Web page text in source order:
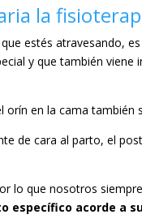
la
estés atravesando,
y que también
en la cama también
de cara al parto, el
lo que nosotros
específico acorde a